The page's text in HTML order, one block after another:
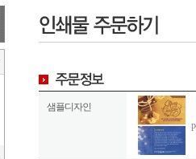
샘플디자인